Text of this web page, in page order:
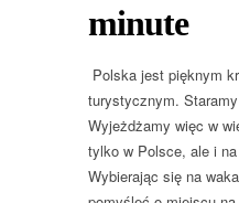
minute
Polska jest pięknym
turystycznym.
Wyjeżdżamy więc w
tylko w Polsce, ale i
Wybierając się na